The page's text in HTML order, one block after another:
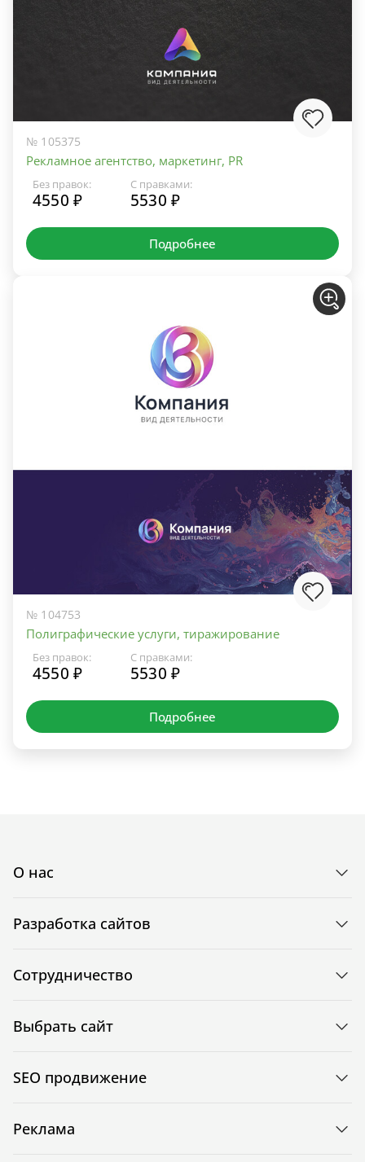
№ 105375
Рекламное агентство, маркетинг, PR
Без правок:
4550 ₽
С правками:
5530 ₽
Подробнее
№ 104753
Полиграфические услуги, тиражирование
Без правок:
4550 ₽
С правками:
5530 ₽
Подробнее
О нас
Разработка сайтов
Сотрудничество
Выбрать сайт
SEO продвижение
Реклама